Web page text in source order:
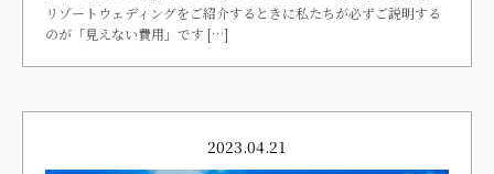
リゾートウェディングをご紹介するときに私たちが必ずご説明する
のが「見えない費用」です […]
2023.04.21